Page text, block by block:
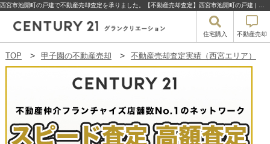
住宅購入 不動産売却
TOP 甲子園の不動産売却 不動産売却査定実績（西宮エリア）